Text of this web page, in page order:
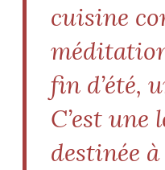
cuisine
fin d’été,
C’est une
destinée